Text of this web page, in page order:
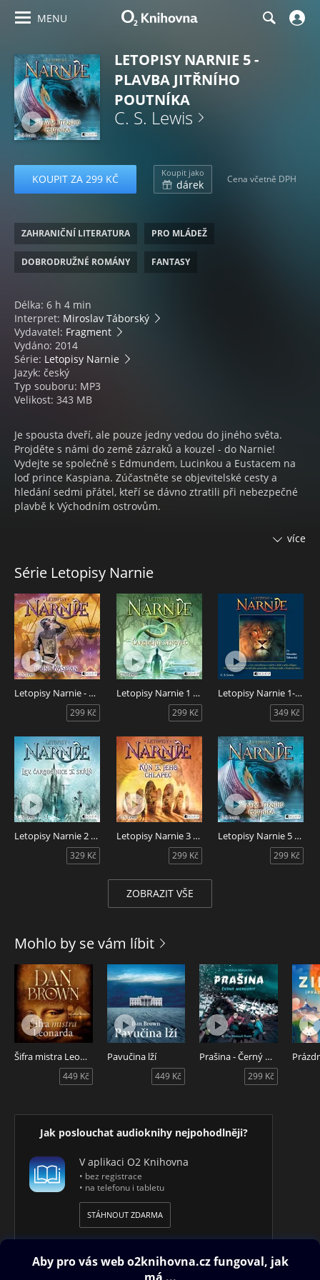
MENU
LETOPISY NARNIE 5 -
PLAVBA JITŘNÍHO
POUTNÍKA
C. S. Lewis
KOUPIT ZA 299 KČ Koupit jako
dárek Cena včetně DPH
ZAHRANIČNÍ LITERATURA PRO MLÁDEŽ
DOBRODRUŽNÉ ROMÁNY FANTASY
Délka: 6 h 4 min
Interpret: Miroslav Táborský
Vydavatel: Fragment
Vydáno: 2014
Série: Letopisy Narnie
Jazyk: český
Typ souboru: MP3
Velikost: 343 MB
Je spousta dveří, ale pouze jedny vedou do jiného světa.
Projděte s námi do země zázraků a kouzel - do Narnie!
Vydejte se společně s Edmundem, Lucinkou a Eustacem na
loď prince Kaspiana. Zúčastněte se objevitelské cesty a
hledání sedmi přátel, kteří se dávno ztratili při nebezpečné
plavbě k Východním ostrovům.
Nechte se i vy pohltit napínavým příběhem s nečekanými
fantastické postavy doslova ožijí.
Obsah:
1. Obraz v ložnici
2. Na palubě Jitřního poutníka
3. Osamělé ostrovy
4. Co tam Kaspian dělal
5. Bouře a co z ní vzešlo
6. Eustacovo dobrodružství
7. Jak dobrodružství skončilo
8. Dva úniky o vlásek
9. Ostrov hlasů
10. Čarodějná kniha
11. Jak byli Ňomopodi spokojení
12. Temný ostrov
13. Tři spáči
14. Začátek konce světa
15. Divy Posledního moře
16. Sám Konec světa
Letopisy Narnie 5 - Plavba Jitřního poutníka - audiokniha
obsahuje pátý příběh ze sedmidílné dobrodružné fantasy
série, jejímž autorem je Clive Staples Lewis. Vypráví Miroslav
více
Série Letopisy Narnie
Letopisy Narnie - Princ Kaspian
299 Kč
Letopisy Narnie 1 - Čarodějův synovec
299 Kč
Letopisy Narnie 1-7 - komplet
349 Kč
Letopisy Narnie 2 - Lev, čarodějnice a skříň
329 Kč
Letopisy Narnie 3 - Kůň a jeho chlapec
299 Kč
Letopisy Narnie 5 - Plavba Jitřního poutníka
299 Kč
ZOBRAZIT VŠE
Mohlo by se vám líbit
Šifra mistra Leonarda
449 Kč
Pavučina lží
449 Kč
Prašina - Černý merkurit
299 Kč
Jak poslouchat audioknihy nejpohodlněji?
V aplikaci O2 Knihovna
• bez registrace
• na telefonu i tabletu
STÁHNOUT ZDARMA